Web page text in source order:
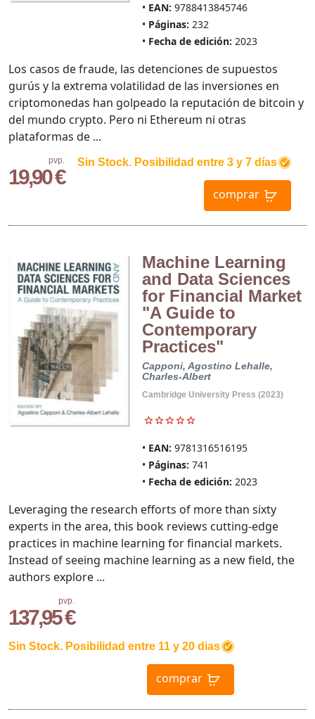
EAN: 9788413845746
Páginas: 232
Fecha de edición: 2023
pvp.
19,90 €
Sin Stock. Posibilidad entre 3 y 7 días
comprar
Los casos de fraude, las detenciones de supuestos
gurús y la extrema volatilidad de las inversiones en
criptomonedas han golpeado la reputación de bitcoin y
del mundo crypto. Pero ni Ethereum ni otras
plataformas de ...
Machine Learning
and Data Sciences
for Financial Market
"A Guide to
Contemporary
Practices"
Capponi, Agostino Lehalle,
Charles-Albert
Cambridge University Press (2023)
EAN: 9781316516195
Páginas: 741
Fecha de edición: 2023
pvp.
137,95 €
Sin Stock. Posibilidad entre 11 y 20 dias
comprar
Leveraging the research efforts of more than sixty
experts in the area, this book reviews cutting-edge
practices in machine learning for financial markets.
Instead of seeing machine learning as a new field, the
authors explore ...